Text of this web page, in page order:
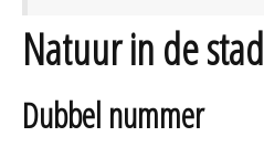
Natuur in de stad
Dubbel nummer